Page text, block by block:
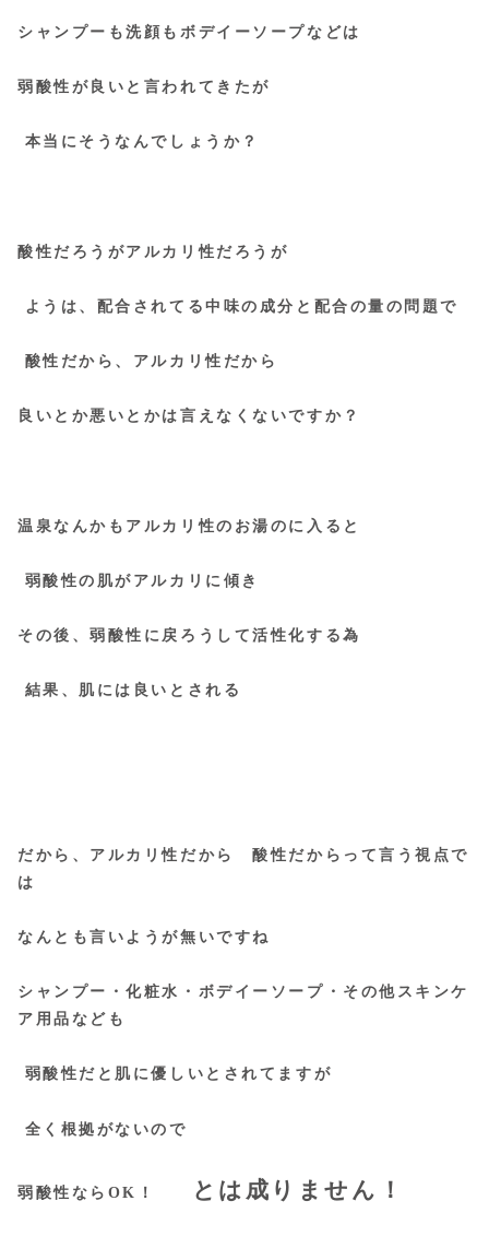
シャンプーも洗顔もボデイーソープなどは
弱酸性が良いと言われてきたが
本当にそうなんでしょうか？
酸性だろうがアルカリ性だろうが
ようは、配合されてる中味の成分と配合の量の問題で
酸性だから、アルカリ性だから
良いとか悪いとかは言えなくないですか？
温泉なんかもアルカリ性のお湯のに入ると
弱酸性の肌がアルカリに傾き
その後、弱酸性に戻ろうして活性化する為
結果、肌には良いとされる
だから、アルカリ性だから 酸性だからって言う視点で
は
なんとも言いようが無いですね
シャンプー・化粧水・ボデイーソープ・その他スキンケ
ア用品なども
弱酸性だと肌に優しいとされてますが
全く根拠がないので
弱酸性ならOK！ とは成りません！